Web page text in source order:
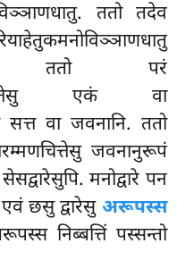
ततो तदेव
परं
एकं वा
वा जवनानि. ततो
जवनानुरूपं
मनोद्वारे पन
एवं छसु द्वारेसु अरूपस्स
निब्बत्तिं पस्सन्तो